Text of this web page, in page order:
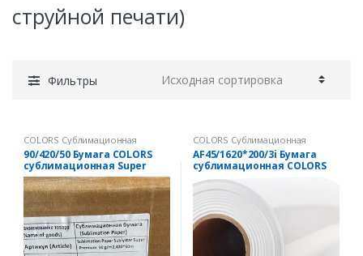
струйной печати)
Фильтры
COLORS Сублимационная
рулонная бумага (бумага
термотрансферная для струйной
печати)
90/420/50 Бумага COLORS
сублимационная Super
Premium 90 гр/м2,420*50м,2
дюйма
COLORS Сублимационная
рулонная бумага (бумага
термотрансферная для струйной
печати)
AF45/1620*200/3i Бумага
сублимационная COLORS
AF 45г/м2, 1620мм х 200 м, 3
дюйма